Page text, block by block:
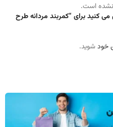
نشده است.
کنید برای “کمربند مردانه طرح
خودشوید.